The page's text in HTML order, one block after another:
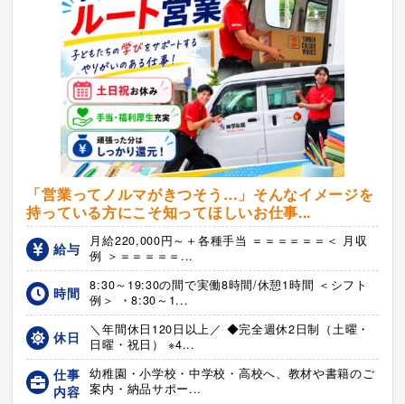
「営業ってノルマがきつそう…」そんなイメージを
持っている方にこそ知ってほしいお仕事...
給与
月給220,000円～＋各種手当 ＝＝＝＝＝＝＜ 月収
例 ＞＝＝＝＝＝...
時間
8:30～19:30の間で実働8時間/休憩1時間 ＜シフト
例＞ ・8:30～1...
休日
＼年間休日120日以上／ ◆完全週休2日制（土曜・
日曜・祝日） ※4...
仕事
内容
幼稚園・小学校・中学校・高校へ、教材や書籍のご
案内・納品サポー...